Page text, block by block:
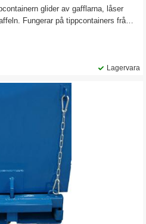
glider av gafflarna, låser
från
på trucken.
Lagervara